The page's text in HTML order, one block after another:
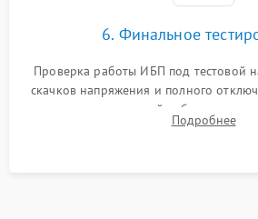
6. Финальное
Проверка работы ИБП под тестовой
скачков напряжения и полного
времени автономной работы,
корректности формыПодробнее